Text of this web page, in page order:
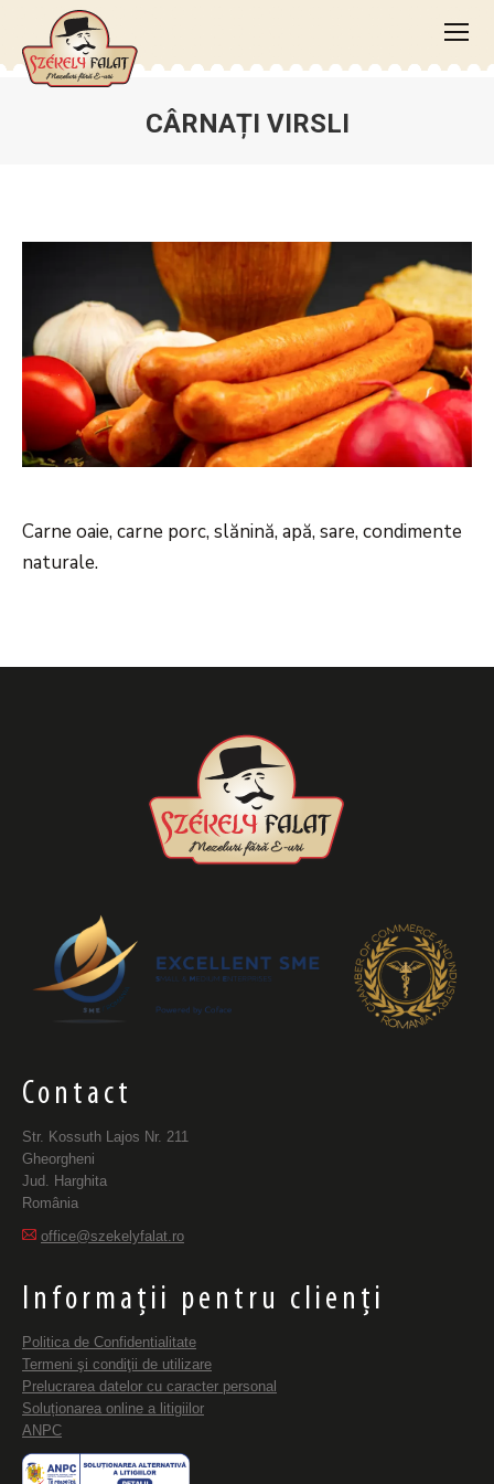
CÂRNAȚI VIRSLI
Carne oaie, carne porc, slănină, apă, sare, condimente
naturale.
Contact
Str. Kossuth Lajos Nr. 211
Gheorgheni
Jud. Harghita
România
office@szekelyfalat.ro
Informații pentru clienți
Politica de Confidentialitate
Termeni şi condiţii de utilizare
Prelucrarea datelor cu caracter personal
Soluționarea online a litigiilor
ANPC